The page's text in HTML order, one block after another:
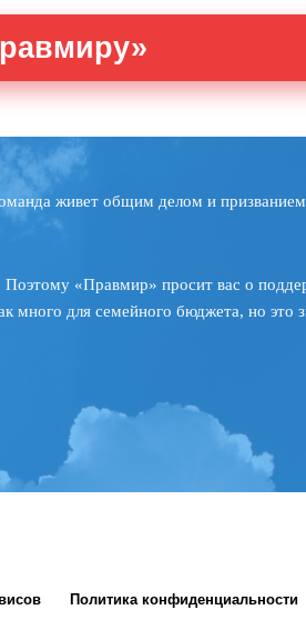
живет общим делом и
Поэтому «Правмир» просит вас о
много для семейного бюджета, но это
Политика конфиденциальности